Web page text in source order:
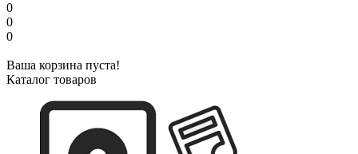
0
0
0
Ваша корзина пуста!
Каталог товаров